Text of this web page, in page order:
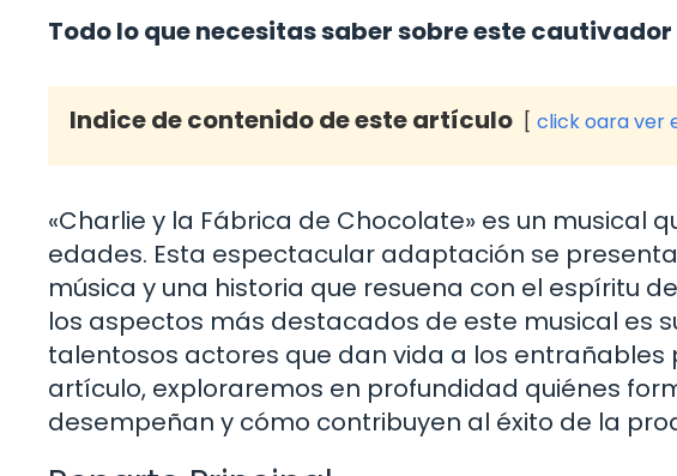
Todo lo que necesitas saber sobre este
Indice de contenido de este artículo click oara ver
«Charlie y la Fábrica de Chocolate» es un musical
edades. Esta espectacular adaptación se
música y una historia que resuena con el espíritu
los aspectos más destacados de este musical es
talentosos actores que dan vida a los entrañables
artículo, exploraremos en profundidad quiénes
desempeñan y cómo contribuyen al éxito de la